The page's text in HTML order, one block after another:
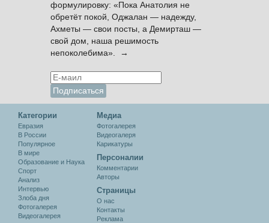
формулировку: «Пока Анатолия не
обретёт покой, Оджалан — надежду,
Ахметы — свои посты, а Демирташ —
свой дом, наша решимость
непоколебима». →
Категории
Евразия
В России
Популярное
В мире
Образование и Наука
Спорт
Анализ
Интервью
Злоба дня
Фотогалерея
Видеогалерея
Медиа
Фотогалерея
Видеогалеря
Карикатуры
Персоналии
Комментарии
Авторы
Cтраницы
О нас
Контакты
Реклама